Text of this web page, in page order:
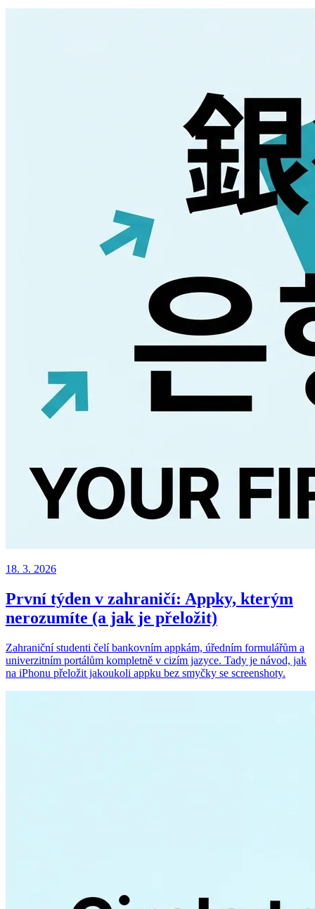
18. 3. 2026
První týden v zahraničí: Appky, kterým
nerozumíte (a jak je přeložit)
Zahraniční studenti čelí bankovním appkám, úředním formulářům a
univerzitním portálům kompletně v cizím jazyce. Tady je návod, jak
na iPhonu přeložit jakoukoli appku bez smyčky se screenshoty.